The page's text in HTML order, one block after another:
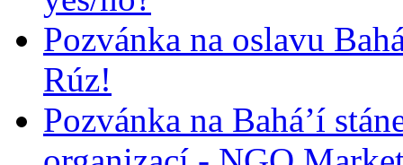
Pozvánka na oslavu
Rúz!
Pozvánka na Bahá’í